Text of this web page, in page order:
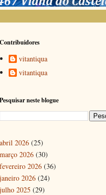
Contribuidores
vitantiqua
vitantiqua
Pesquisar neste blogue
abril 2026 (25)
março 2026 (30)
fevereiro 2026 (36)
janeiro 2026 (24)
julho 2025 (29)